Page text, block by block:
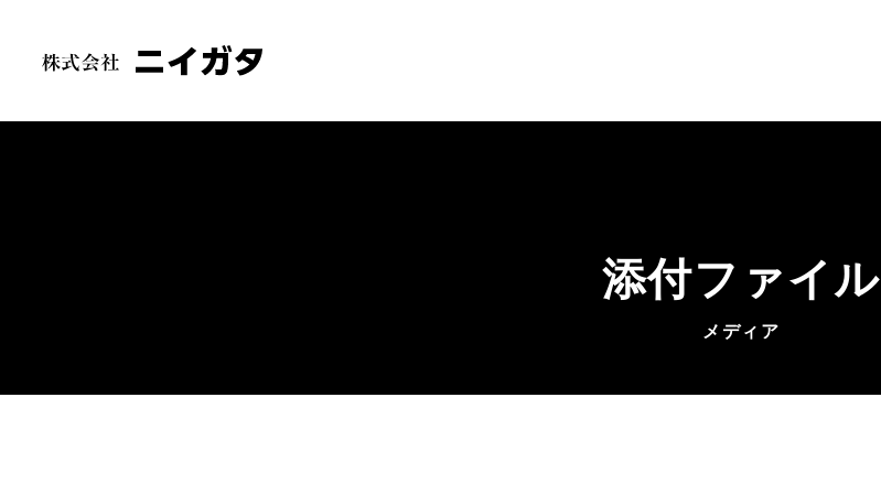
添付ファイル
メディア